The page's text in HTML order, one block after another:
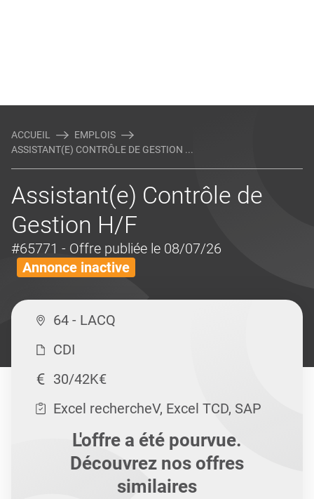
ACCUEIL
EMPLOIS
ASSISTANT(E) CONTRÔLE DE GESTION ...
Assistant(e) Contrôle de
Gestion H/F
#65771 - Offre publiée le 08/07/26
Annonce inactive
64 - LACQ
CDI
30/42K€
Excel rechercheV, Excel TCD, SAP
L'offre a été pourvue.
Découvrez nos offres
similaires